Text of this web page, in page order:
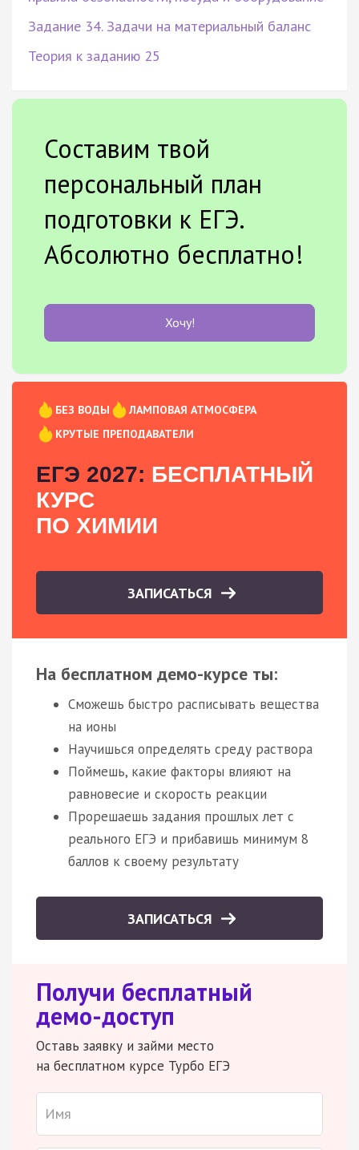
Задание 34. Задачи на материальный баланс
Теория к заданию 25
Составим твой
персональный план
подготовки к ЕГЭ.
Абсолютно бесплатно!
Хочу!
БЕЗ ВОДЫ
ЛАМПОВАЯ АТМОСФЕРА
КРУТЫЕ ПРЕПОДАВАТЕЛИ
ЕГЭ 2027: БЕСПЛАТНЫЙ
КУРС
ПО ХИМИИ
ЗАПИСАТЬСЯ
На бесплатном демо-курсе ты:
Сможешь быстро расписывать вещества
на ионы
Научишься определять среду раствора
Поймешь, какие факторы влияют на
равновесие и скорость реакции
Прорешаешь задания прошлых лет с
реального ЕГЭ и прибавишь минимум 8
баллов к своему результату
ЗАПИСАТЬСЯ
Получи бесплатный
демо-доступ
Оставь заявку и займи место
на бесплатном курсе Турбо ЕГЭ